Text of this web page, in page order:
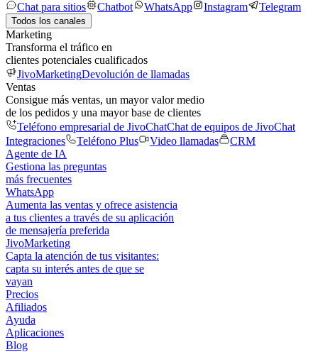
Chat para sitios
Chatbot WhatsApp Instagram Telegram
Todos los canales
Marketing
Transforma el tráfico en
clientes potenciales cualificados
JivoMarketingDevolución de llamadas
Ventas
Consigue más ventas, un mayor valor medio
de los pedidos y una mayor base de clientes
Teléfono empresarial de JivoChatChat de equipos de JivoChat
Integraciones
Teléfono Plus Video llamadas
CRM
Agente de IA
Gestiona las preguntas
más frecuentes
WhatsApp
Aumenta las ventas y ofrece asistencia
a tus clientes a través de su aplicación
de mensajería preferida
JivoMarketing
Capta la atención de tus visitantes:
capta su interés antes de que se
vayan
Precios
Afiliados
Ayuda
Aplicaciones
Blog